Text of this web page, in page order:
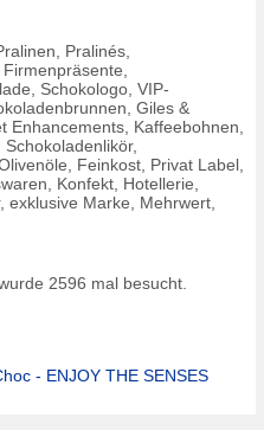
Pralinés,
Schokologo, VIP-
Giles &
Enhancements, Kaffeebohnen,
Feinkost, Privat Label,
Konfekt, Hotellerie,
exklusive Marke, Mehrwert,
2596 mal besucht.
- ENJOY THE SENSES